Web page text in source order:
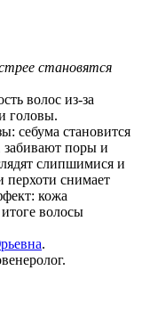
становятся
волос из‑за
головы.
себума становится
поры и
слипшимися и
перхоти снимает
кожа
волосы
.